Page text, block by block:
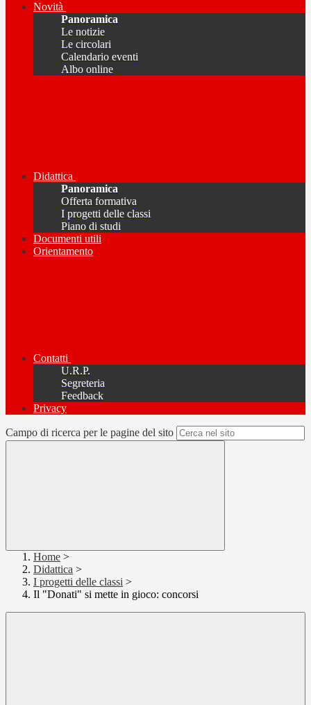
Novità
Panoramica
Le notizie
Le circolari
Calendario eventi
Albo online
Didattica
Panoramica
Offerta formativa
I progetti delle classi
Piano di studi
Documenti utili
Orientamento
Contatti
U.R.P.
Segreteria
Feedback
Privacy
Campo di ricerca per le pagine del sito
Home >
Didattica >
I progetti delle classi >
Il "Donati" si mette in gioco: concorsi